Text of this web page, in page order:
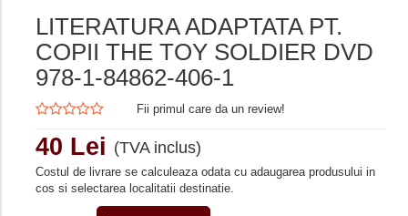
LITERATURA ADAPTATA PT.
COPII THE TOY SOLDIER DVD
978-1-84862-406-1
Fii primul care da un review!
40 Lei (TVA inclus)
Costul de livrare se calculeaza odata cu adaugarea produsului in
cos si selectarea localitatii destinatie.